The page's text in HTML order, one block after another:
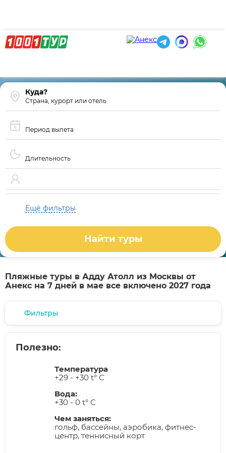
Страна, курорт или отель
Период вылета
Длительность
Ещё фильтры
Найти туры
Пляжные туры в Адду Атолл из Москвы от
Анекс на 7 дней в мае все включено 2027 года
Фильтры
Полезно:
Температура
+29 - +30 t° C
Вода:
+30 - 0 t° C
Чем заняться:
гольф, бассейны, аэробика, фитнес-
центр, теннисный корт